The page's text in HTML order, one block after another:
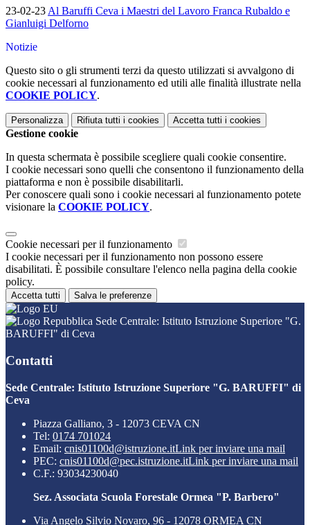
23-02-23 Al Baruffi Ceva i Maestri del Lavoro Franca Rubaldo e
Gianluigi Delforno
Notizie
Questo sito o gli strumenti terzi da questo utilizzati si avvalgono di
cookie necessari al funzionamento ed utili alle finalità illustrate nella
COOKIE POLICY.
Personalizza Rifiuta tutti i cookies Accetta tutti i cookies
Gestione cookie
In questa schermata è possibile scegliere quali cookie consentire.
I cookie necessari sono quelli che consentono il funzionamento della
piattaforma e non è possibile disabilitarli.
Per conoscere quali sono i cookie necessari al funzionamento potete
visionare la COOKIE POLICY.
Cookie necessari per il funzionamento
I cookie necessari per il funzionamento non possono essere
disabilitati. È possibile consultare l'elenco nella pagina della cookie
policy.
Accetta tutti Salva le preferenze
Sede Centrale: Istituto Istruzione Superiore "G.
BARUFFI" di Ceva
Contatti
Sede Centrale: Istituto Istruzione Superiore "G. BARUFFI" di
Ceva
Piazza Galliano, 3 - 12073 CEVA CN
Tel: 0174 701024
Email: cnis01100d@istruzione.itLink per inviare una mail
PEC: cnis01100d@pec.istruzione.itLink per inviare una mail
C.F.: 93034230040
Sez. Associata Scuola Forestale Ormea "P. Barbero"
Via Angelo Silvio Novaro, 96 - 12078 ORMEA CN